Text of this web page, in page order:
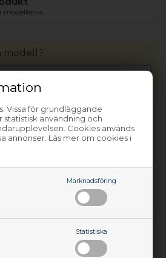
Vissa för grundläggande
statistisk användning och
Cookies används
annonser. Läs mer om cookies i
Marknadsföring
Statistiska
modellerna.
Läs mer)
modell?